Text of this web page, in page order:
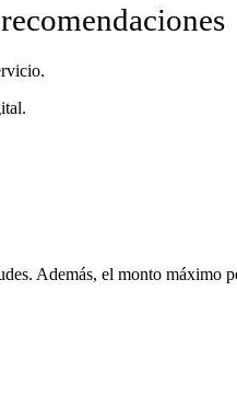
Además, el monto máximo